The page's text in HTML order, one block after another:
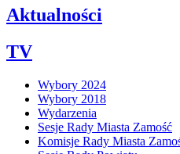
Aktualności
TV
Wybory 2024
Wybory 2018
Wydarzenia
Sesje Rady Miasta Zamość
Komisje Rady Miasta